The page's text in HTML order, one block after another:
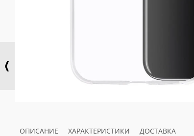
ОПИСАНИЕ ХАРАКТЕРИСТИКИ ДОСТАВКА